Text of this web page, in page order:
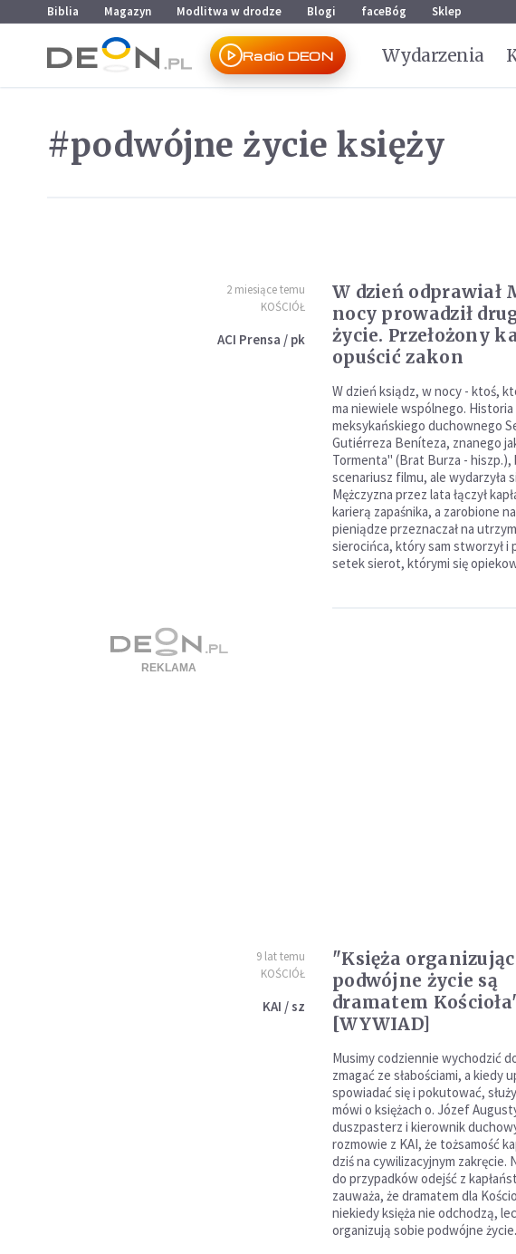
Przejdź do menu głównego
Przejdź do treści
Biblia Magazyn Modlitwa w drodze Blogi faceBóg Sklep
Radio DEON Wydarzenia
#podwójne życie księży
2 miesiące temu
KOŚCIÓŁ
ACI Prensa / pk
W dzień odprawiał
nocy prowadził
życie. Przełożony
opuścić zakon
W dzień ksiądz, w nocy - ktoś,
ma niewiele wspólnego. Historia
meksykańskiego duchownego
Gutiérreza Beníteza, znanego
Tormenta" (Brat Burza - hiszp.),
scenariusz filmu, ale wydarzyła
Mężczyzna przez lata łączył
karierą zapaśnika, a zarobione
pieniądze przeznaczał na
sierocińca, który sam stworzył i
setek sierot, którymi się
9 lat temu
KOŚCIÓŁ
KAI / sz
"Księża
podwójne życie są
dramatem
[WYWIAD]
Musimy codziennie wychodzić
zmagać ze słabościami, a kiedy
spowiadać się i pokutować,
mówi o księżach o. Józef
duszpasterz i kierownik
rozmowie z KAI, że tożsamość
dziś na cywilizacyjnym zakręcie.
do przypadków odejść z
zauważa, że dramatem dla
niekiedy księża nie odchodzą,
organizują sobie podwójne życie.